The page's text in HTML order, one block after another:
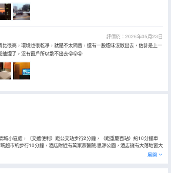
評價於：2026年05月23日
比很高，環境也很乾凈，就是不太隔音，還有一股煙味沒散出去，估計是上一
抽煙了，沒有窗戶所以散不出去😤😤😤
城小區處，（交通便利）距公交站步行2分鐘，（距重慶西站）約10分鐘車
超市約步行10分鐘，酒店附近有萬家燕醫院.思源公園，酒店擁有大落地窗大
豪華套房，滿足不同規格的會議需求.房間配備獨立高速WIFI暢遊，還有大屏
心的服務無論是休閒娛樂還是商務出行，都是您的不二之選.酒店全體員工期
展開